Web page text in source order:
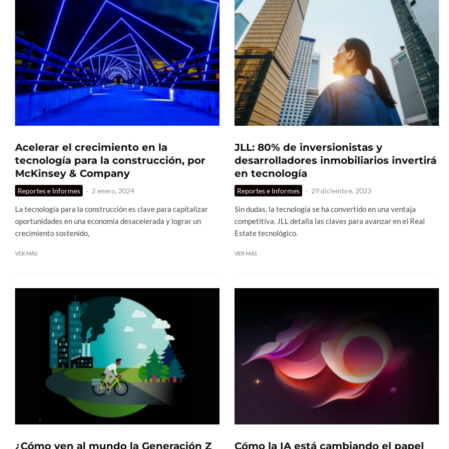
Acelerar el crecimiento en la
tecnología para la construcción, por
McKinsey & Company
Reportes e Informes · 2 enero, 2024
La tecnología para la construcción es clave para capitalizar
oportunidades en una economía desacelerada y lograr un
crecimiento sostenido,
VER MÁS
JLL: 80% de inversionistas y
desarrolladores inmobiliarios invertirá
en tecnología
Reportes e Informes · 29 diciembre, 2023
Sin dudas, la tecnología se ha convertido en una ventaja
competitiva. JLL detalla las claves para avanzar en el Real
Estate tecnológico.
VER MÁS
¿Cómo ven al mundo la Generación Z Cómo la IA está cambiando el papel